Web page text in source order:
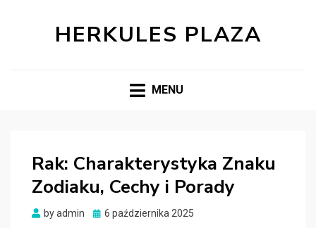
HERKULES PLAZA
MENU
Rak: Charakterystyka Znaku
Zodiaku, Cechy i Porady
byadmin
Posted
6 października 2025